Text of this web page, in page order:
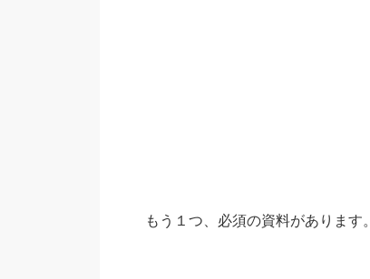
もう１つ、必須の資料があります。